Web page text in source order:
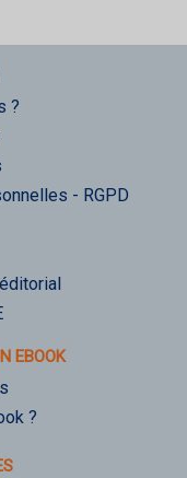
?
- RGPD
EBOOK
?